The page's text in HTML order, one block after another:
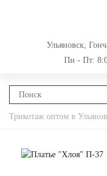
Ульяновск,
Пн - Пт:
Трикотаж оптом в